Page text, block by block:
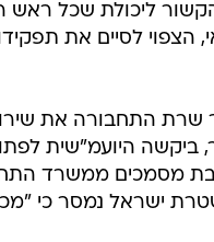
ליכולת שכל ראש
הצפוי לסיים את
התחבורה את
היועמ"שית
מסמכים ממשרד
ישראל נמסר כי